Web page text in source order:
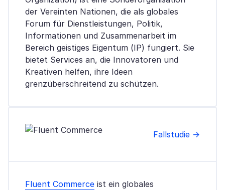
der Vereinten Nationen, die als globales
Forum für Dienstleistungen, Politik,
Informationen und Zusammenarbeit im
Bereich geistiges Eigentum (IP) fungiert. Sie
bietet Services an, die Innovatoren und
Kreativen helfen, ihre Ideen
grenzüberschreitend zu schützen.
Fallstudie →
Fluent Commerce ist ein globales